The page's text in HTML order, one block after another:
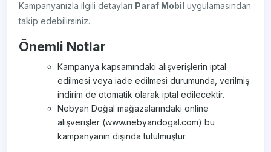
Kampanyanızla ilgili detayları Paraf Mobil uygulamasından
takip edebilirsiniz.
Önemli Notlar
Kampanya kapsamındaki alışverişlerin iptal
edilmesi veya iade edilmesi durumunda, verilmiş
indirim de otomatik olarak iptal edilecektir.
Nebyan Doğal mağazalarındaki online
alışverişler (www.nebyandogal.com) bu
kampanyanın dışında tutulmuştur.